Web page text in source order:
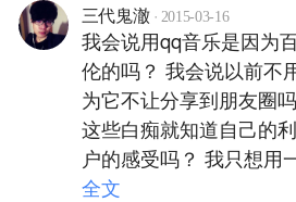
三代鬼澈 · 2015-03-16
我会说用qq音乐是因为
伦的吗？ 我会说以前不
为它不让分享到朋友圈
这些白痴就知道自己的
户的感受吗？ 我只想用
的APP，听我爱听的音乐
全文